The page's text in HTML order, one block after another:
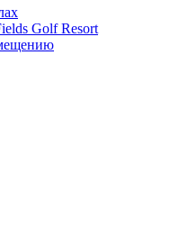
Golf Resort